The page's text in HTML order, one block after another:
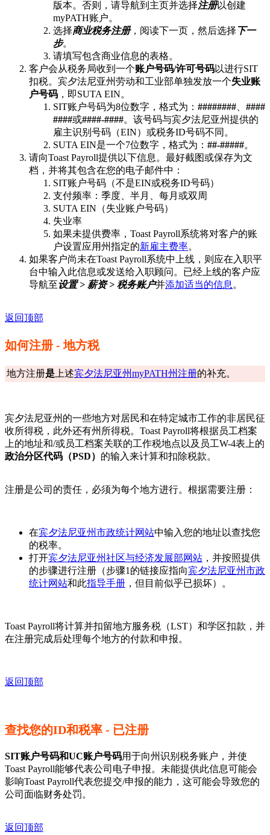
版本。否则，请导航到主页并选择注册以创建
myPATH账户。
选择商业税务注册，阅读下一页，然后选择 下一
步。
请填写包含商业信息的表格。
客户会从税务局收到一个账户号码/许可号码以进行SIT
扣税。宾夕法尼亚州劳动和工业部单独发放一个失业账
户号码 ，即SUTA EIN。
SIT账户号码为8位数字，格式为： ########
####
####或####-####。该号码与宾夕法尼亚州提供的
雇主识别号码（EIN）或税务ID号码不同。
SUTA EIN是一个7位数字，格式为： ##-#####。
请向Toast Payroll提供以下信息。最好截图或保存为文
档，并将其包含在您的电子邮件中：
SIT账户号码（不是EIN或税务ID号码）
支付频率：季度、半月、每月或双周
SUTA EIN（失业账户号码）
失业率
如果未提供费率，Toast Payroll系统将对客户的账
户设置应用州指定的新雇主费率。
如果客户尚未在Toast Payroll系统中上线，则应在入职平
台中输入此信息或发送给入职顾问。已经上线的客户应
导航至设置 > 薪资 > 税务账户并添加适当的信息 。
返回顶部
如何注册 - 地方税
地方注册是 上述宾夕法尼亚州myPATH州注册的补充。
宾夕法尼亚州的一些地方对居民和在特定城市工作的非居民征
收所得税，此外还有州所得税。Toast Payroll将根据员工档案
上的地址和/或员工档案关联的工作税地点以及员工W-4表上的
政治分区代码（PSD） 的输入来计算和扣除税款。
注册是公司的责任，必须为每个地方进行。根据需要注册：
在宾夕法尼亚州市政统计网站中输入您的地址以查找您
的税率。
打开宾夕法尼亚州社区与经济发展部网站 ，并按照提供
的步骤进行注册（步骤1的链接应指向宾夕法尼亚州市政
统计网站和此指导手册 ，但目前似乎已损坏）。
Toast Payroll将计算并扣留地方服务税（LST）和学区扣款，并
在注册完成后处理每个地方的付款和申报。
返回顶部
查找您的ID和税率 - 已注册
SIT账户号码和UC账户号码用于向州识别税务账户，并使
Toast Payroll能够代表公司电子申报。未能提供此信息可能会
影响Toast Payroll代表您提交/申报的能力，这可能会导致您的
公司面临财务处罚。
返回顶部